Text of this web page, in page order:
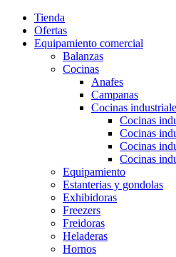
Tienda
Ofertas
Equipamiento comercial
Balanzas
Cocinas
Anafes
Campanas
Cocinas
Cocinas
Cocinas
Cocinas
Cocinas
Equipamiento
Estanterias y gondolas
Exhibidoras
Freezers
Freidoras
Heladeras
Hornos